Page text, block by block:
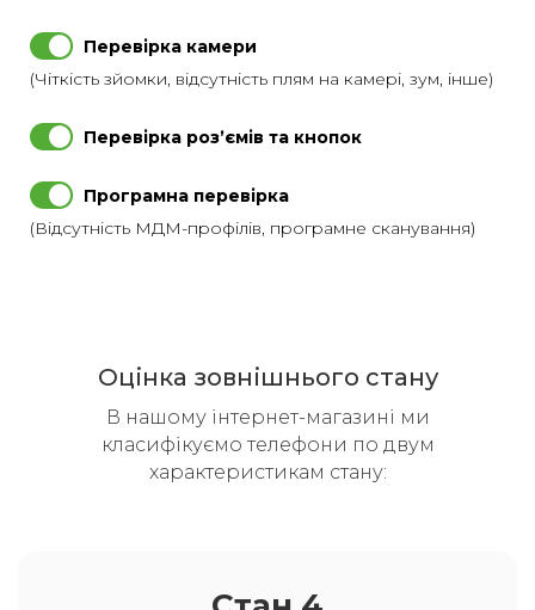
Перевірка камери
(Чіткість зйомки, відсутність плям на камері, зум, інше)
Перевірка розʼємів та кнопок
Програмна перевірка
(Відсутність МДМ-профілів, програмне сканування)
Оцінка зовнішнього стану
В нашому інтернет-магазині ми
класифікуємо телефони по двум
характеристикам стану: